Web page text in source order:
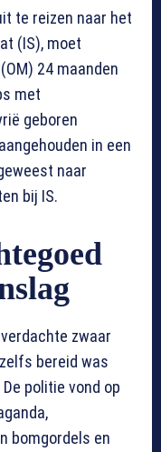
te reizen naar het
(IS), moet
24 maanden
met
geboren
in een
naar
bij IS.
zwaar
bereid was
politie vond op
bomgordels en